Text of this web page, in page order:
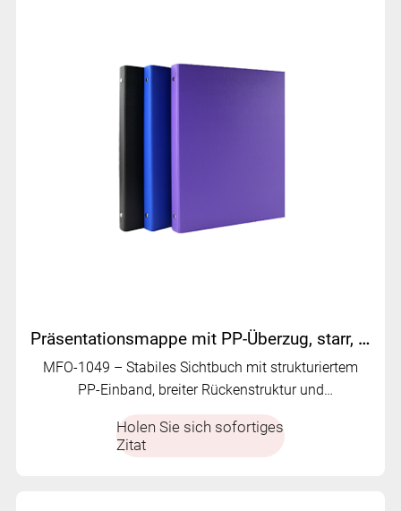
Präsentationsmappe mit PP-Überzug, starr, Präsentationsmappe | MFO-1049
MFO-1049 – Stabiles Sichtbuch mit strukturiertem
PP-Einband, breiter Rückenstruktur und
strukturiert und für ein erstklassiges
Holen Sie sich sofortiges
Zitat